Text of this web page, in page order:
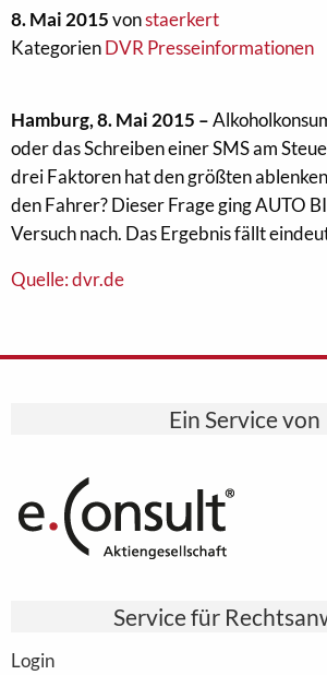
8. Mai 2015vonstaerkert
KategorienDVR Presseinformationen
Hamburg, 8. Mai 2015 –
oder das Schreiben einer SMS am
drei Faktoren hat den größten
den Fahrer? Dieser Frage ging AUTO
Versuch nach. Das Ergebnis fällt
Quelle: dvr.de
Ein Service von
Service für
Login